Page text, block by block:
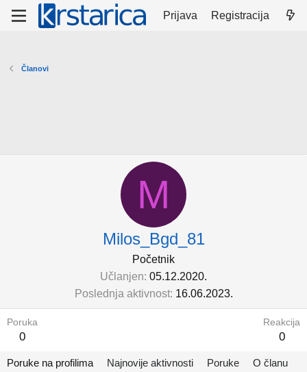
Prijava Registracija
Članovi
M
Milos_Bgd_81
Početnik
Učlanjen 05.12.2020.
Poslednja aktivnost 16.06.2023.
Poruka
0
Reakcija
0
Poruke na profilima Najnovije aktivnosti Poruke O članu